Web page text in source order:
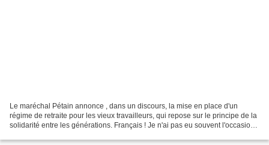
Le maréchal Pétain annonce , dans un discours, la mise en place d'un
régime de retraite pour les vieux travailleurs, qui repose sur le principe de la
solidarité entre les générations. Français ! Je n'ai pas eu souvent l'occasion